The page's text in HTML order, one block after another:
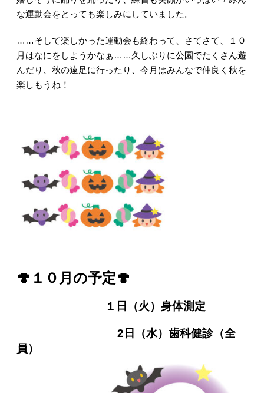
な運動会をとっても楽しみにしていました。
……そして楽しかった運動会も終わって、さてさて、１０
月はなにをしようかなぁ……久しぶりに公園でたくさん遊
んだり、秋の遠足に行ったり、今月はみんなで仲良く秋を
楽しもうね！
🍄１０月の予定🍄
１日（火）身体測定
2日（水）歯科健診（全
員）